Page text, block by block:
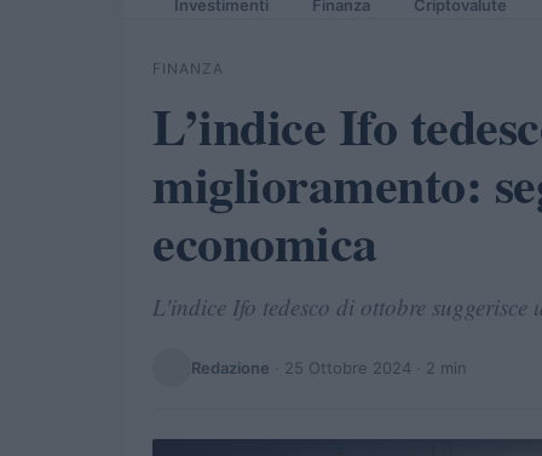
Investimenti Finanza Criptovalute
FINANZA
L’indice Ifo
miglioramento:
economica
L'indice Ifo tedesco di ottobre
Redazione · 25 Ottobre 2024 · 2 min